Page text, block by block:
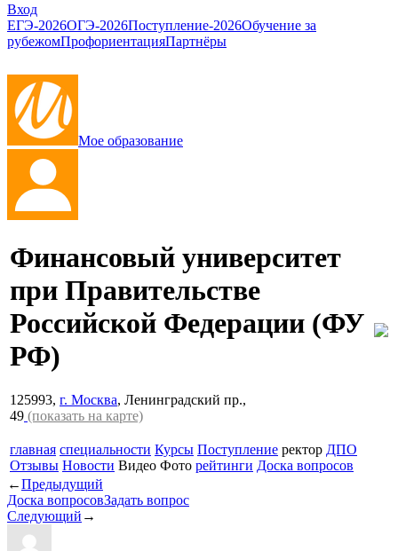
Вход
ЕГЭ-2026ОГЭ-2026Поступление-2026Обучение за
рубежомПрофориентацияПартнёры
Мое образование
Финансовый университет
при Правительстве
Российской Федерации (ФУ
РФ)
125993, г. Москва, Ленинградский пр.,
49 (показать на карте)
главная специальности Курсы Поступление ректор ДПО
Отзывы Новости Видео Фото рейтинги Доска вопросов
←Предыдущий
Доска вопросовЗадать вопрос
Следующий →